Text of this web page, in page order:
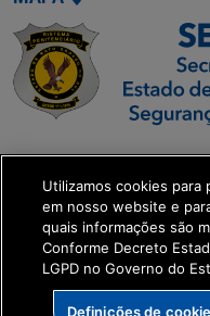
SETDIG | Secretaria-
Executiva de
Transformação
get_footer();
Utilizamos cookies para
em nosso website e
quais informações são
Conforme Decreto
LGPD no Governo do
Definições de